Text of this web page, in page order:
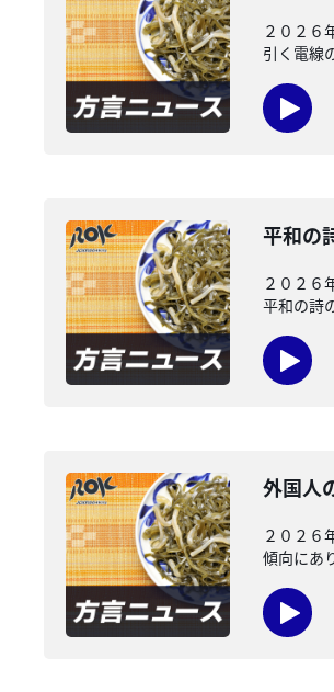
２０２６
引く電線
平和の
２０２６
平和の詩
外国人
２０２６
傾向にあ